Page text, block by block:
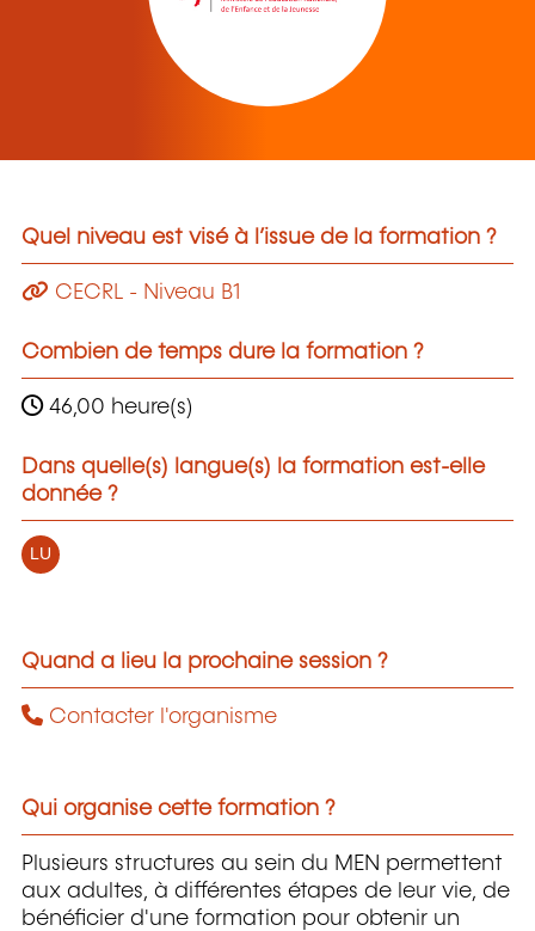
Quel niveau est visé à l’issue de la formation ?
CECRL - Niveau B1
Combien de temps dure la formation ?
46,00 heure(s)
Dans quelle(s) langue(s) la formation est-elle
donnée ?
LU
Quand a lieu la prochaine session ?
Contacter l'organisme
Qui organise cette formation ?
Plusieurs structures au sein du MEN permettent
aux adultes, à différentes étapes de leur vie, de
bénéficier d'une formation pour obtenir un